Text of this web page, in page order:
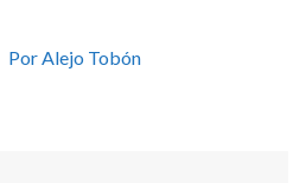
Por Alejo Tobón